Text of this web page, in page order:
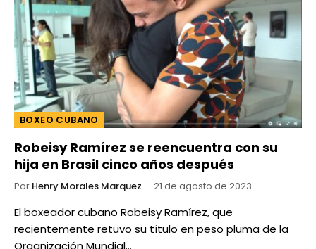
BOXEO CUBANO
Robeisy Ramírez se reencuentra con su
hija en Brasil cinco años después
Por Henry Morales Marquez 21 de agosto de 2023
El boxeador cubano Robeisy Ramírez, que
recientemente retuvo su título en peso pluma de la
Organización Mundial…